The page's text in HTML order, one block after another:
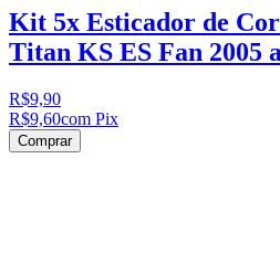
Kit 5x Esticador de
Titan KS ES Fan 2005
R$9,90
R$9,60com Pix
Comprar